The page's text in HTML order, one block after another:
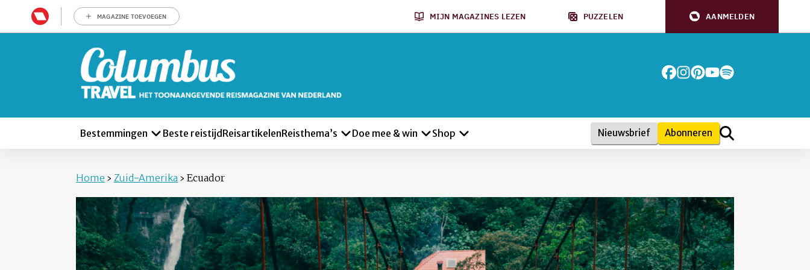
MAGAZINE TOEVOEGEN MIJN MAGAZINES LEZEN PUZZELEN AANMELDEN
Bestemmingen Beste reistijd ReisartikelenReisthema’s Doe mee & win Shop Nieuwsbrief Abonneren
Home › Zuid-Amerika › Ecuador